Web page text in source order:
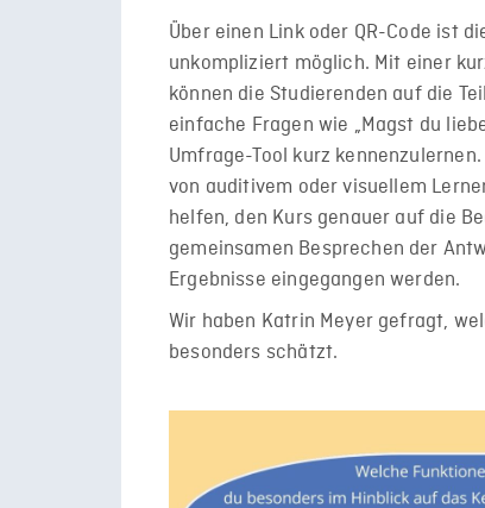
Über einen Link oder QR-Code ist
unkompliziert möglich. Mit einer
können die Studierenden auf die
einfache Fragen wie „Magst du
Umfrage-Tool kurz
von auditivem oder visuellem
helfen, den Kurs genauer auf die
gemeinsamen Besprechen der
Ergebnisse eingegangen werden.
Wir haben Katrin Meyer gefragt,
besonders schätzt.